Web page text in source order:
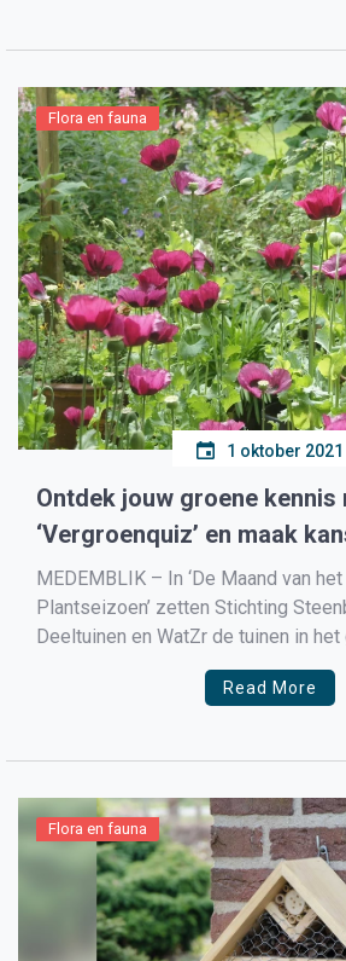
Flora en fauna
1 oktober 2021
Ontdek jouw groene kennis
‘Vergroenquiz’ en maak
hazelnootboom
MEDEMBLIK – In ‘De Maand van
Plantseizoen’ zetten Stichting
Deeltuinen en WatZr de tuinen in
namelijk hét moment om de groene
grond te zetten. De aarde bevat nog
Read More
Flora en fauna